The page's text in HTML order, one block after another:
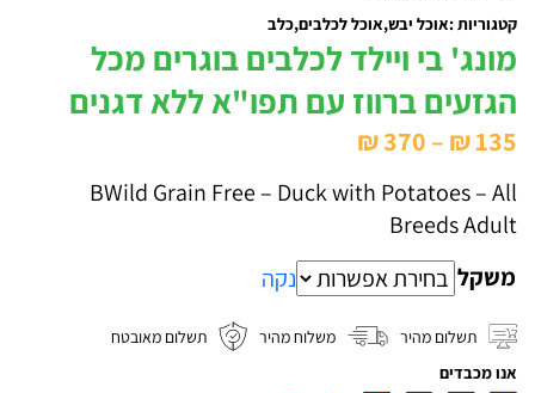
קטגוריות :אוכל יבש אוכל לכלבים כלב
מונג' בי ויילד לכלבים בוגרים מכל
הגזעים ברווז עם תפו"א ללא דגנים
₪135
–
₪370
מחירים:
BWild Grain Free – Duck with Potatoes – All
Breeds Adult
משקל
נקה
תשלום מהיר משלוח מהיר
תשלום מאובטח
אנו מכבדים